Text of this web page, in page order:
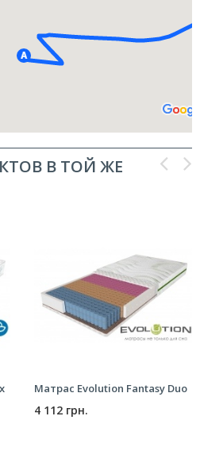
В ТОЙ ЖЕ
Матрас Evolution Fantasy Duo
4 112 грн.